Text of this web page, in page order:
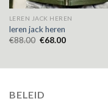
LEREN JACK HEREN
leren jack heren
€88.00 €68.00
BELEID